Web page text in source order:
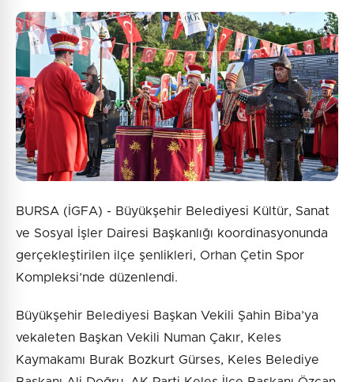
BURSA (İGFA) - Büyükşehir Belediyesi Kültür, Sanat
ve Sosyal İşler Dairesi Başkanlığı koordinasyonunda
gerçekleştirilen ilçe şenlikleri, Orhan Çetin Spor
Kompleksi’nde düzenlendi.
Büyükşehir Belediyesi Başkan Vekili Şahin Biba’ya
vekaleten Başkan Vekili Numan Çakır, Keles
Kaymakamı Burak Bozkurt Gürses, Keles Belediye